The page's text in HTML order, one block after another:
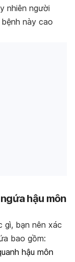
nhiên người
này cao
hậu môn
gì, bạn nên xác
bao gồm:
hậu môn